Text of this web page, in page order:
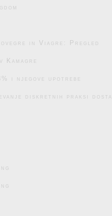
in Viagre: Pregled
Kamagre
i njegove upotrebe
diskretnih praksi